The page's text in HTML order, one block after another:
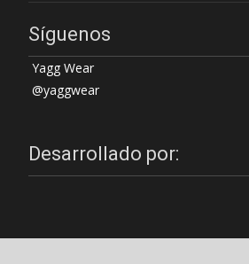
Síguenos
Yagg Wear
@yaggwear
Desarrollado por: